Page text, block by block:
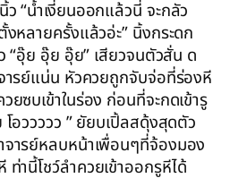
ว “น้ำเงี่ยนออกแล้วนี่ จะกลัว
งหลายครั้งแล้วอ่ะ” นิ้งกระดก
“อุ๊ย อุ๊ย อุ๊ย” เสียวจนตัวสั่น ด
ารย์แน่น หัวควยถูกจับจ่อที่ร่องหี
ยซบเข้าในร่อง ก่อนที่จะกดเข้ารู
อววววว ” ยัยบเปิ้ลสดุ้งสุดตัว
ารย์หลบหน้าเพื่อนๆที่จ้องมอง
ท่านี้โชว์ลำควยเข้าออกรูหีได้